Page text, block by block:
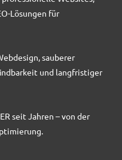
Lösungen für
sauberer
und langfristiger
seit Jahren – von der